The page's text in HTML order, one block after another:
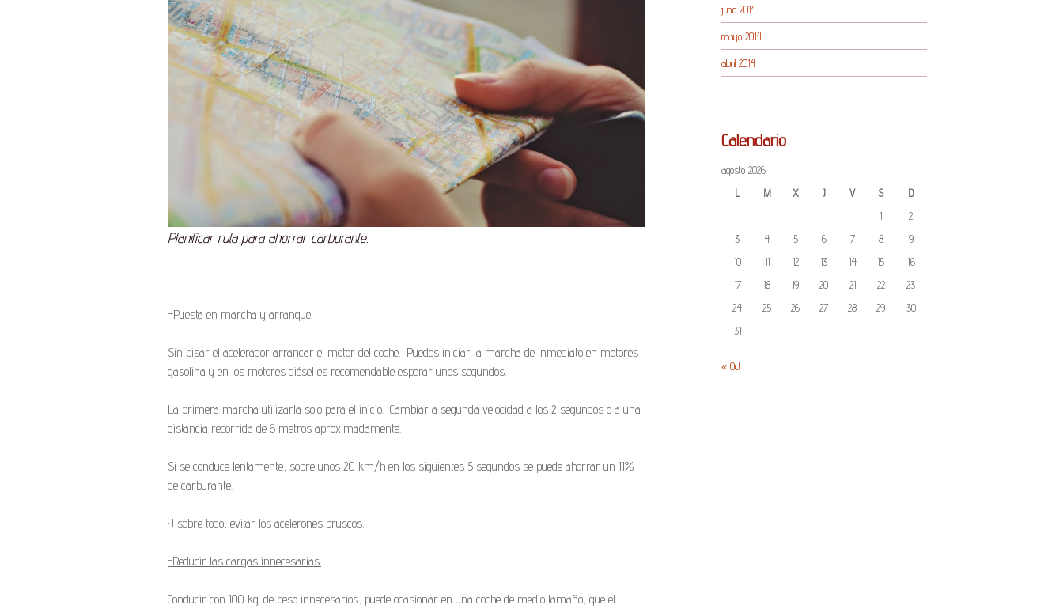
Planificar ruta para ahorrar carburante.
–Puesta en marcha y arranque.
Sin pisar el acelerador arrancar el motor del coche. Puedes iniciar la marcha de inmediato en motores
gasolina y en los motores diésel es recomendable esperar unos segundos.
La primera marcha utilizarla solo para el inicio. Cambiar a segunda velocidad a los 2 segundos o a una
distancia recorrida de 6 metros aproximadamente.
Si se conduce lentamente, sobre unos 20 km/h en los siguientes 5 segundos se puede ahorrar un 11%
de carburante.
Y sobre todo, evitar los acelerones bruscos.
-Reducir las cargas innecesarias.
Conducir con 100 kg. de peso innecesarios, puede ocasionar en una coche de medio tamaño, que el
junio 2014
mayo 2014
abril 2014
Calendario
agosto 2026
L
M X J V S
D
1
2
3
4 5 6 7 8
9
10
11 12 13 14 15
16
17
18 19 20 21 22
23
24
25 26 27 28 29
30
31
« Oct